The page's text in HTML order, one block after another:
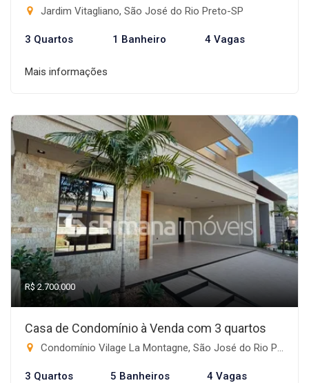
Jardim Vitagliano, São José do Rio Preto-SP
3 Quartos 1 Banheiro 4 Vagas
Mais informações
R$ 2.700.000
Casa de Condomínio à Venda com 3 quartos
Condomínio Vilage La Montagne, São José do Rio Preto-SP
3 Quartos 5 Banheiros 4 Vagas